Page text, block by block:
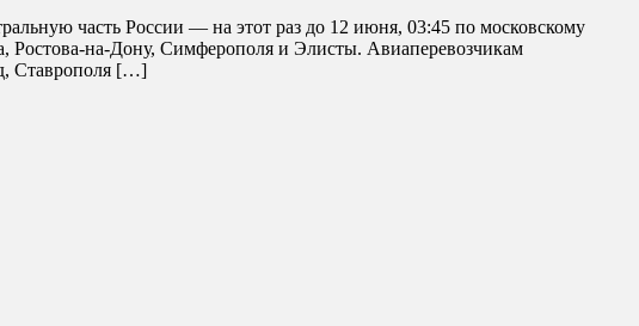
часть России — на этот раз до 12 июня, 03:45 по московскому
Ростова-на-Дону, Симферополя и Элисты. Авиаперевозчикам
Ставрополя […]